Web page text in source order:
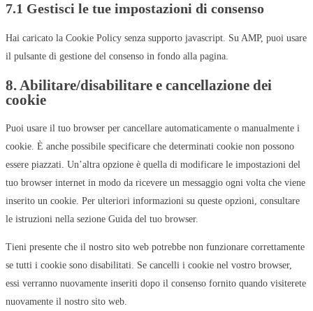
7.1 Gestisci le tue impostazioni di consenso
Hai caricato la Cookie Policy senza supporto javascript. Su AMP, puoi usare
il pulsante di gestione del consenso in fondo alla pagina.
8. Abilitare/disabilitare e cancellazione dei
cookie
Puoi usare il tuo browser per cancellare automaticamente o manualmente i
cookie. È anche possibile specificare che determinati cookie non possono
essere piazzati. Un’altra opzione è quella di modificare le impostazioni del
tuo browser internet in modo da ricevere un messaggio ogni volta che viene
inserito un cookie. Per ulteriori informazioni su queste opzioni, consultare
le istruzioni nella sezione Guida del tuo browser.
Tieni presente che il nostro sito web potrebbe non funzionare correttamente
se tutti i cookie sono disabilitati. Se cancelli i cookie nel vostro browser,
essi verranno nuovamente inseriti dopo il consenso fornito quando visiterete
nuovamente il nostro sito web.